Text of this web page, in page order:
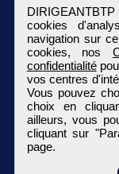
cookies
navigation sur
cookies, nos
confidentialité
vos centres
Vous pouvez
choix en
ailleurs, vous
cliquant sur
page.